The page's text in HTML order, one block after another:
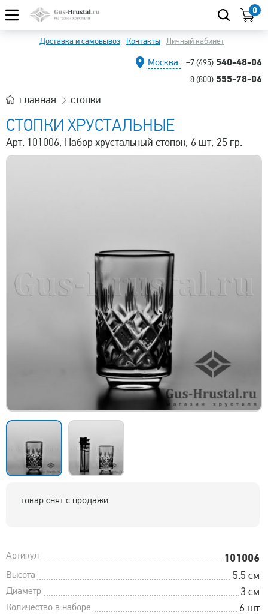
0
Доставка и самовывоз Контакты Личный кабинет
Москва: +7 (495) 540-48-06
8 (800) 555-78-06
главная стопки
СТОПКИ ХРУСТАЛЬНЫЕ
Арт. 101006, Набор хрустальный стопок, 6 шт, 25 гр.
товар снят с продажи
Артикул 101006
Высота 5.5 см
Диаметр 3 см
Количество в наборе 6 шт